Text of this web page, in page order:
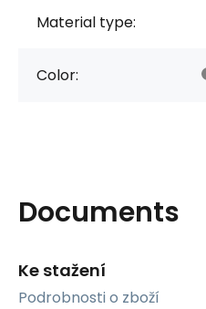
Material type:
Color:
Documents
Ke stažení
Podrobnosti o zboží